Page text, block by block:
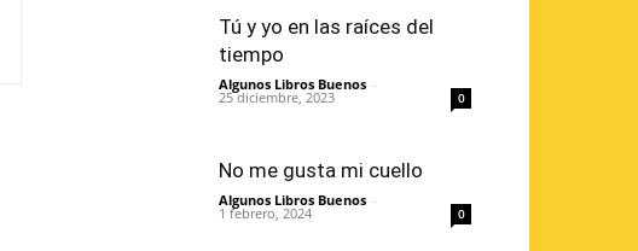
Tú y yo en las raíces del
tiempo
Algunos Libros Buenos -
25 diciembre, 2023 0
No me gusta mi cuello
Algunos Libros Buenos -
1 febrero, 2024 0